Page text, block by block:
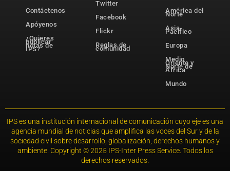
Contáctenos
Apóyenos
¿Quieres
publicar
notas de
IPS?
Twitter
Facebook
Flickr
Reglas de
comunidad
América del
Norte
Asia-
Pacífico
Europa
Medio
Oriente y
Norte de
África
Mundo
IPS es una institución internacional de comunicación cuyo eje es una
agencia mundial de noticias que amplifica las voces del Sur y de la
sociedad civil sobre desarrollo, globalización, derechos humanos y
ambiente. Copyright © 2025 IPS-Inter Press Service. Todos los
derechos reservados.